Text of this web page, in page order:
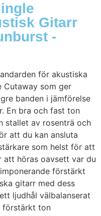
Gitarr
-
för akustiska
Cutaway som ger
banden i jämförelse
En bra och fast ton
stallet av rosenträ och
att du kan ansluta
som helst för att
att höras oavsett var du
förstärkt
gitarr med dess
ljudhål välbalanserat
förstärkt ton